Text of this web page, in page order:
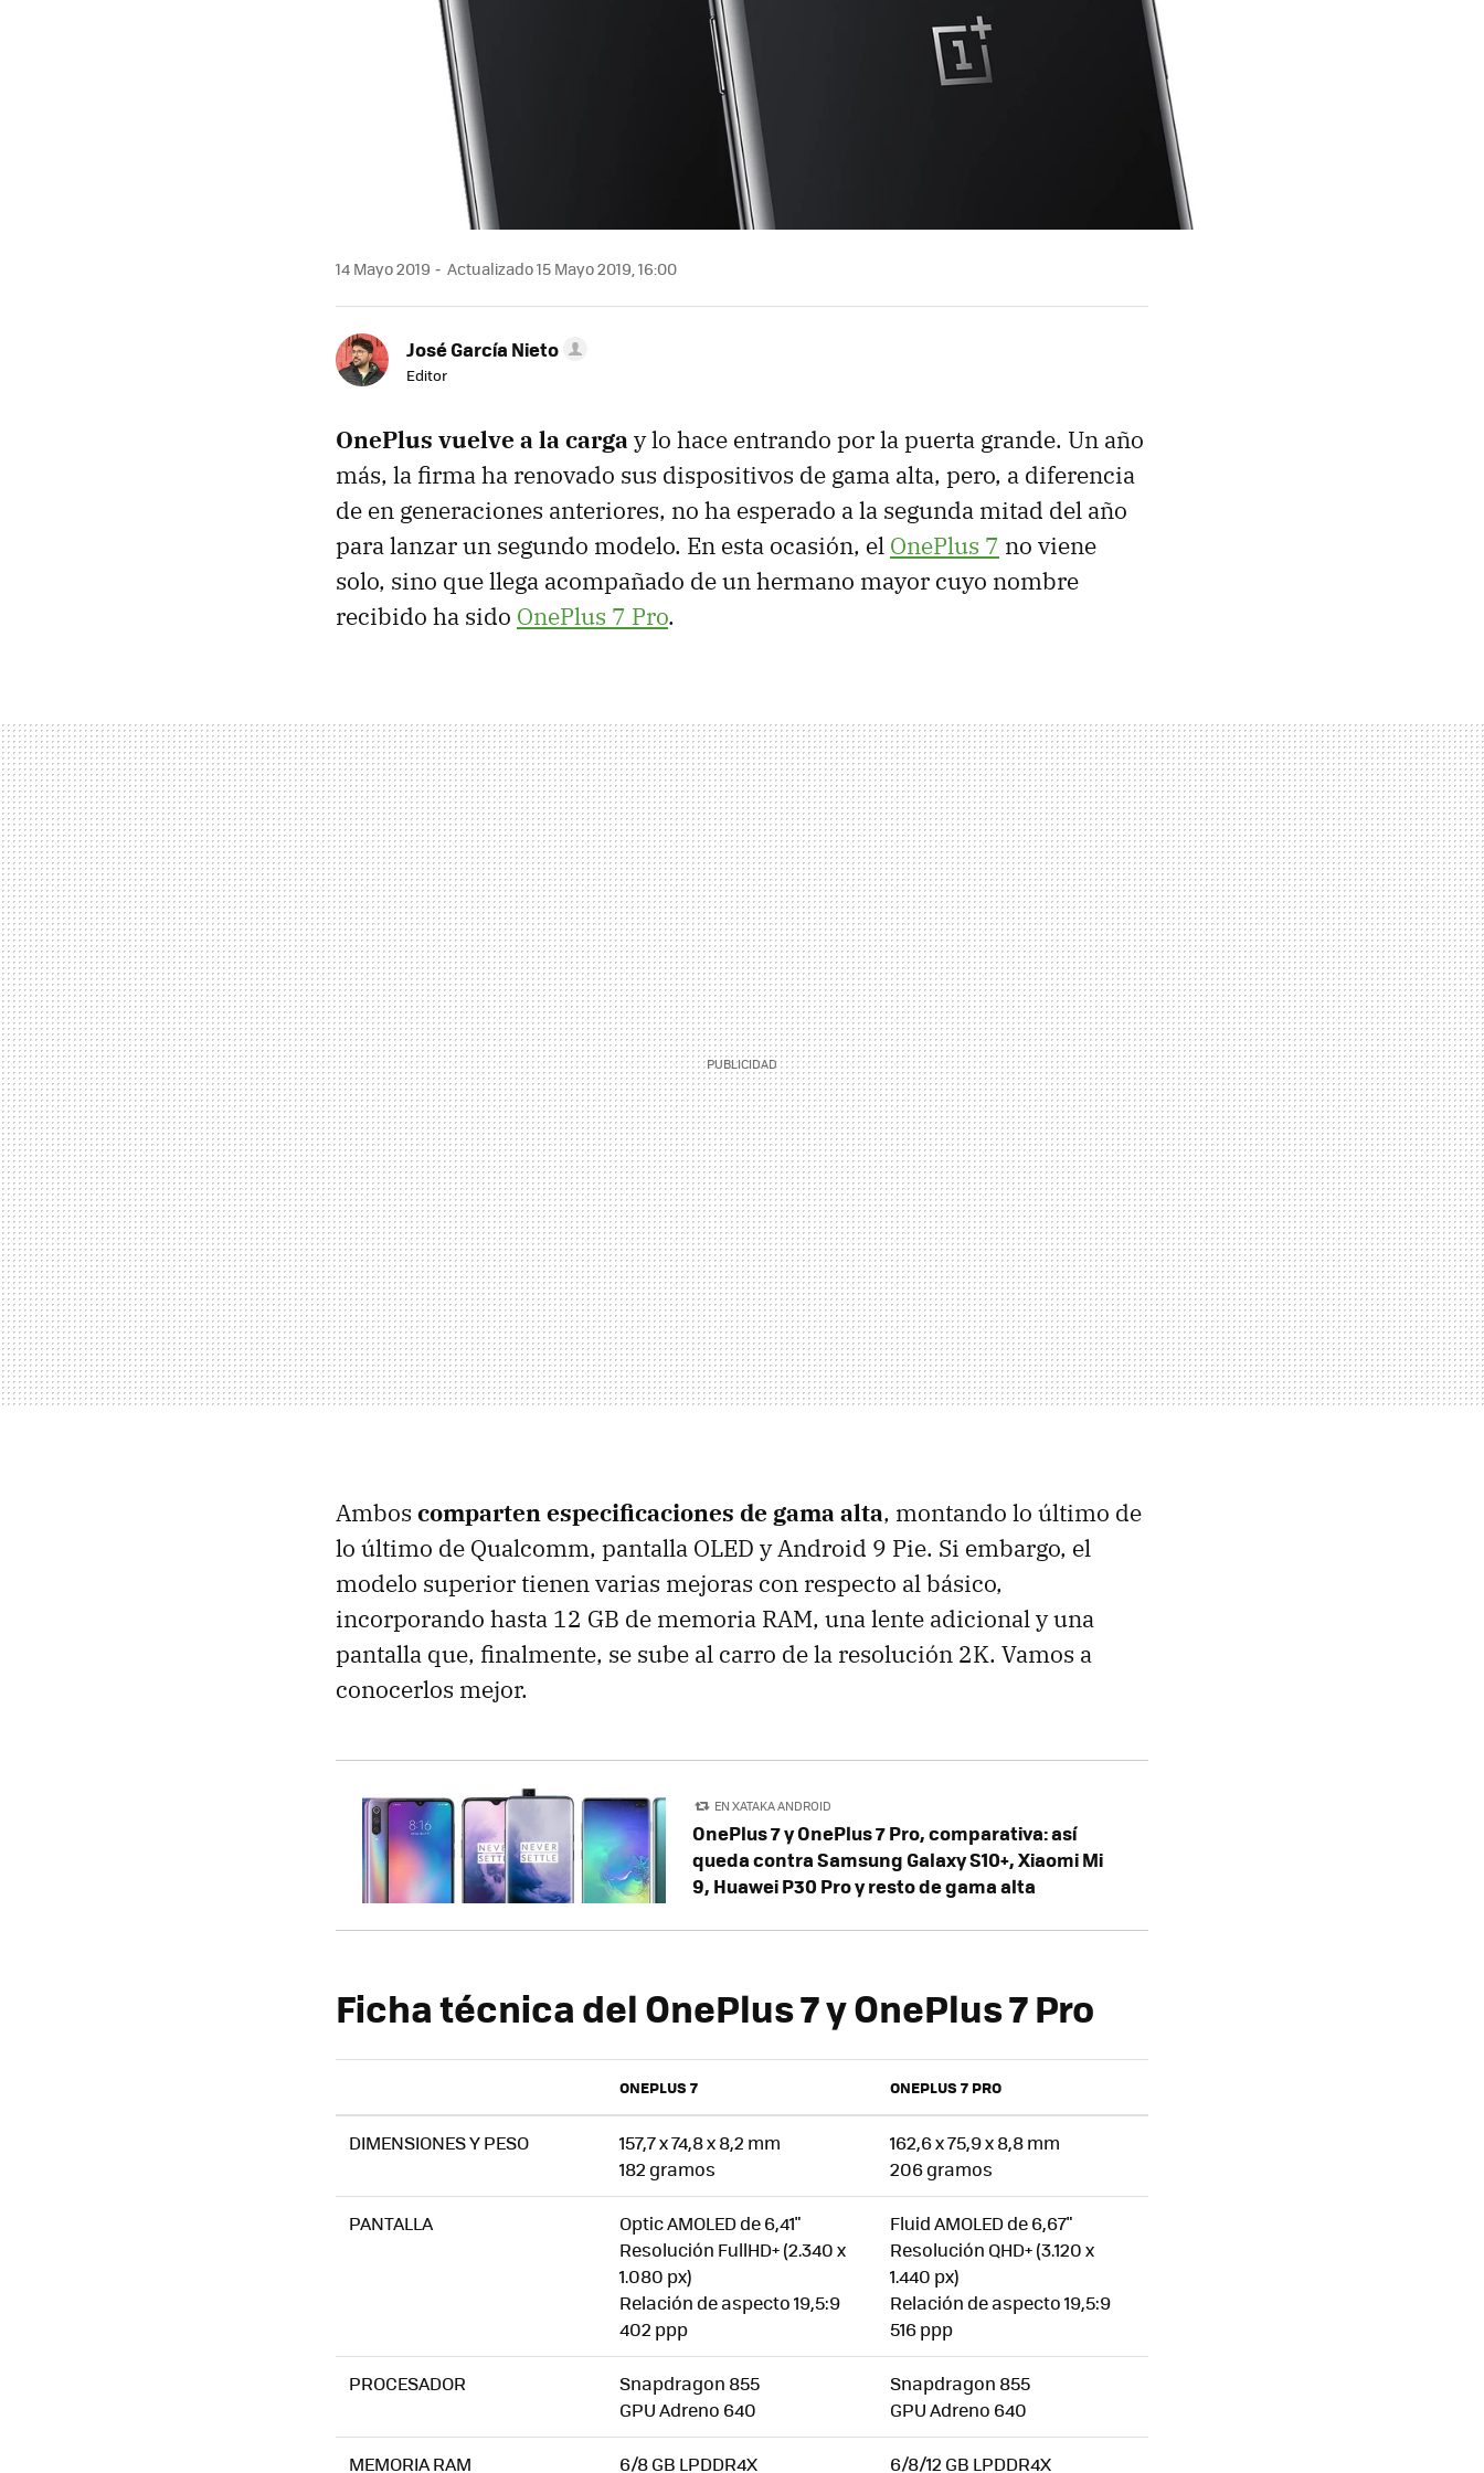
14 Mayo 2019 Actualizado 15 Mayo 2019, 16:00
José García Nieto
Editor
OnePlus vuelve a la carga y lo hace entrando por la puerta grande. Un año
más, la firma ha renovado sus dispositivos de gama alta, pero, a diferencia
de en generaciones anteriores, no ha esperado a la segunda mitad del año
para lanzar un segundo modelo. En esta ocasión, el OnePlus 7 no viene
solo, sino que llega acompañado de un hermano mayor cuyo nombre
recibido ha sido OnePlus 7 Pro.
Ambos comparten especificaciones de gama alta, montando lo último de
lo último de Qualcomm, pantalla OLED y Android 9 Pie. Si embargo, el
modelo superior tienen varias mejoras con respecto al básico,
incorporando hasta 12 GB de memoria RAM, una lente adicional y una
pantalla que, finalmente, se sube al carro de la resolución 2K. Vamos a
conocerlos mejor.
EN XATAKA ANDROID
OnePlus 7 y OnePlus 7 Pro, comparativa: así
queda contra Samsung Galaxy S10+, Xiaomi Mi
9, Huawei P30 Pro y resto de gama alta
Ficha técnica del OnePlus 7 y OnePlus 7 Pro
ONEPLUS 7 ONEPLUS 7 PRO
DIMENSIONES Y PESO
157,7 x 74,8 x 8,2 mm
182 gramos
162,6 x 75,9 x 8,8 mm
206 gramos
PANTALLA
Optic AMOLED de 6,41"
Resolución FullHD+ (2.340 x
1.080 px)
Relación de aspecto 19,5:9
402 ppp
Fluid AMOLED de 6,67"
Resolución QHD+ (3.120 x
1.440 px)
Relación de aspecto 19,5:9
516 ppp
PROCESADOR
Snapdragon 855
GPU Adreno 640
Snapdragon 855
GPU Adreno 640
MEMORIA RAM 6/8 GB LPDDR4X 6/8/12 GB LPDDR4X